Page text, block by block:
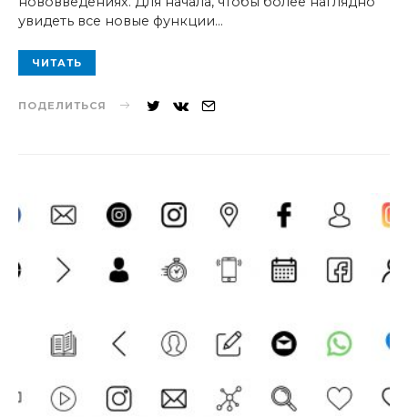
увидеть все новые функции…
ЧИТАТЬ
ПОДЕЛИТЬСЯ